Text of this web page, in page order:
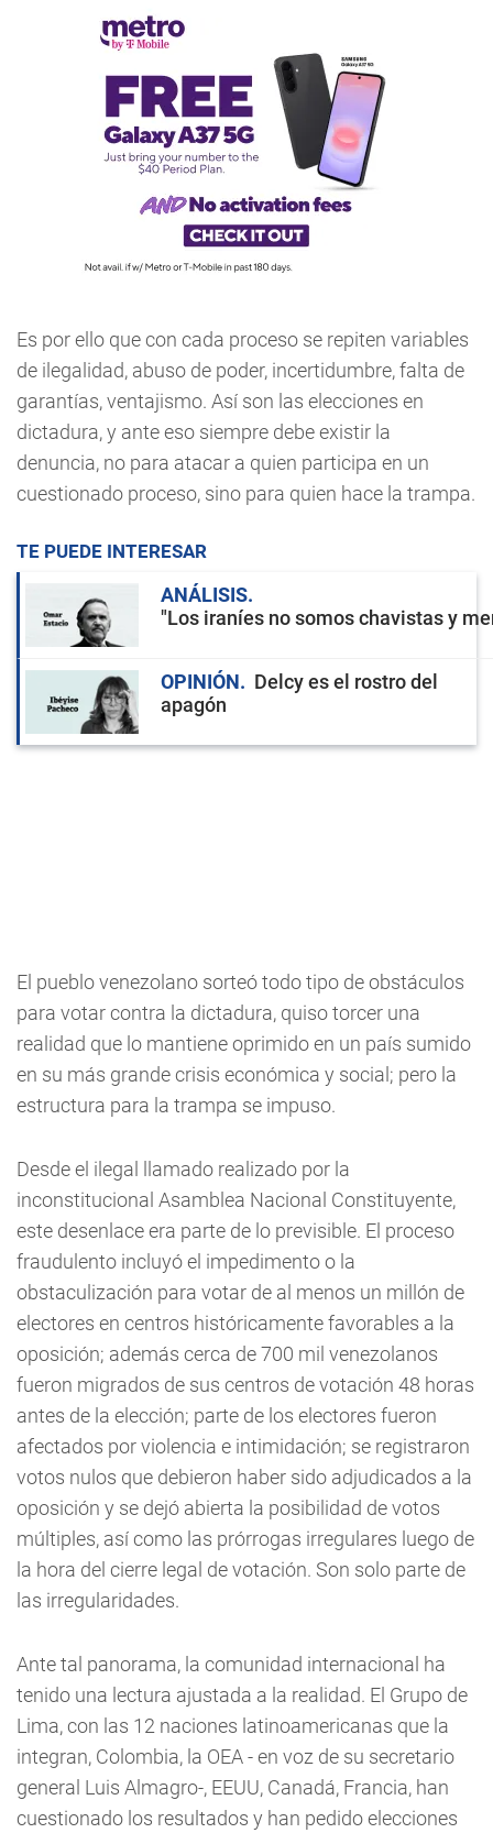
Es por ello que con cada proceso se repiten variables
de ilegalidad, abuso de poder, incertidumbre, falta de
garantías, ventajismo. Así son las elecciones en
dictadura, y ante eso siempre debe existir la
denuncia, no para atacar a quien participa en un
cuestionado proceso, sino para quien hace la trampa.
TE PUEDE INTERESAR
ANÁLISIS
"Los iraníes no somos chavistas y
OPINIÓN
Delcy es el rostro del
apagón
El pueblo venezolano sorteó todo tipo de obstáculos
para votar contra la dictadura, quiso torcer una
realidad que lo mantiene oprimido en un país sumido
en su más grande crisis económica y social; pero la
estructura para la trampa se impuso.
Desde el ilegal llamado realizado por la
inconstitucional Asamblea Nacional Constituyente,
este desenlace era parte de lo previsible. El proceso
fraudulento incluyó el impedimento o la
obstaculización para votar de al menos un millón de
electores en centros históricamente favorables a la
oposición; además cerca de 700 mil venezolanos
fueron migrados de sus centros de votación 48 horas
antes de la elección; parte de los electores fueron
afectados por violencia e intimidación; se registraron
votos nulos que debieron haber sido adjudicados a la
oposición y se dejó abierta la posibilidad de votos
múltiples, así como las prórrogas irregulares luego de
la hora del cierre legal de votación. Son solo parte de
las irregularidades.
Ante tal panorama, la comunidad internacional ha
tenido una lectura ajustada a la realidad. El Grupo de
Lima, con las 12 naciones latinoamericanas que la
integran, Colombia, la OEA - en voz de su secretario
general Luis Almagro-, EEUU, Canadá, Francia, han
cuestionado los resultados y han pedido elecciones